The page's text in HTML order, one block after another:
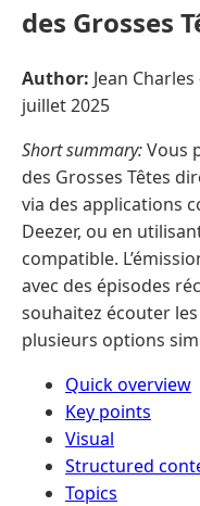
des Grosses
Author: Jean
juillet 2025
Short summary:Vous
des Grosses Têtes
via des applications
Deezer, ou en
compatible.
avec des épisodes
souhaitez écouter
plusieurs options
Quick overview
Key points
Visual
Structured
Topics